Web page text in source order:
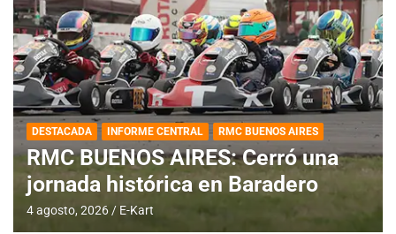
DESTACADA INFORME CENTRAL RMC BUENOS AIRES
RMC BUENOS AIRES: Cerró una
jornada histórica en Baradero
4 agosto, 2026 E-Kart